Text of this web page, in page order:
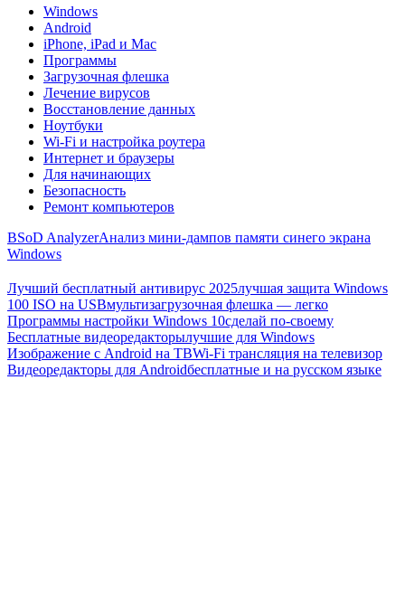
Windows
Android
iPhone, iPad и Mac
Программы
Загрузочная флешка
Лечение вирусов
Восстановление данных
Ноутбуки
Wi-Fi и настройка роутера
Интернет и браузеры
Для начинающих
Безопасность
Ремонт компьютеров
BSoD AnalyzerАнализ мини-дампов памяти синего экрана
Windows
Лучший бесплатный антивирус 2025лучшая защита Windows
100 ISO на USBмультизагрузочная флешка — легко
Программы настройки Windows 10сделай по-своему
Бесплатные видеоредакторылучшие для Windows
Изображение с Android на ТВWi-Fi трансляция на телевизор
Видеоредакторы для Androidбесплатные и на русском языке